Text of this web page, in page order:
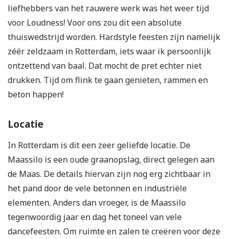
liefhebbers van het rauwere werk was het weer tijd
voor Loudness! Voor ons zou dit een absolute
thuiswedstrijd worden. Hardstyle feesten zijn namelijk
zéér zeldzaam in Rotterdam, iets waar ik persoonlijk
ontzettend van baal. Dat mocht de pret echter niet
drukken. Tijd om flink te gaan genieten, rammen en
beton happen!
Locatie
In Rotterdam is dit een zeer geliefde locatie. De
Maassilo is een oude graanopslag, direct gelegen aan
de Maas. De details hiervan zijn nog erg zichtbaar in
het pand door de vele betonnen en industriële
elementen. Anders dan vroeger, is de Maassilo
tegenwoordig jaar en dag het toneel van vele
dancefeesten. Om ruimte en zalen te creëren voor deze